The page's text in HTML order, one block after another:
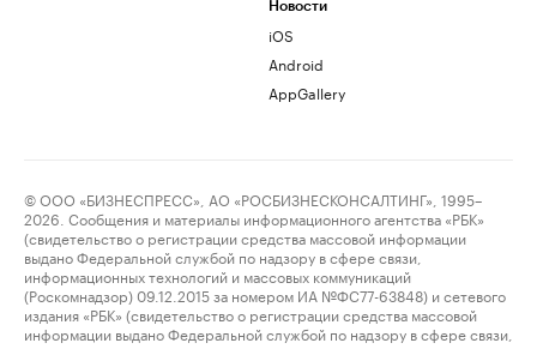
Новости
iOS
Android
AppGallery
© ООО «БИЗНЕСПРЕСС», АО «РОСБИЗНЕСКОНСАЛТИНГ», 1995–
2026. Сообщения и материалы информационного агентства «РБК»
(свидетельство о регистрации средства массовой информации
выдано Федеральной службой по надзору в сфере связи,
информационных технологий и массовых коммуникаций
(Роскомнадзор) 09.12.2015 за номером ИА №ФС77-63848) и сетевого
издания «РБК» (свидетельство о регистрации средства массовой
информации выдано Федеральной службой по надзору в сфере связи,